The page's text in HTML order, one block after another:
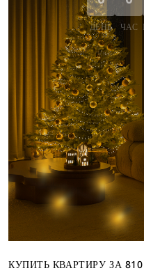
ДЕНЬ ЧАС
КУПИТЬ КВАРТИРУ ЗА